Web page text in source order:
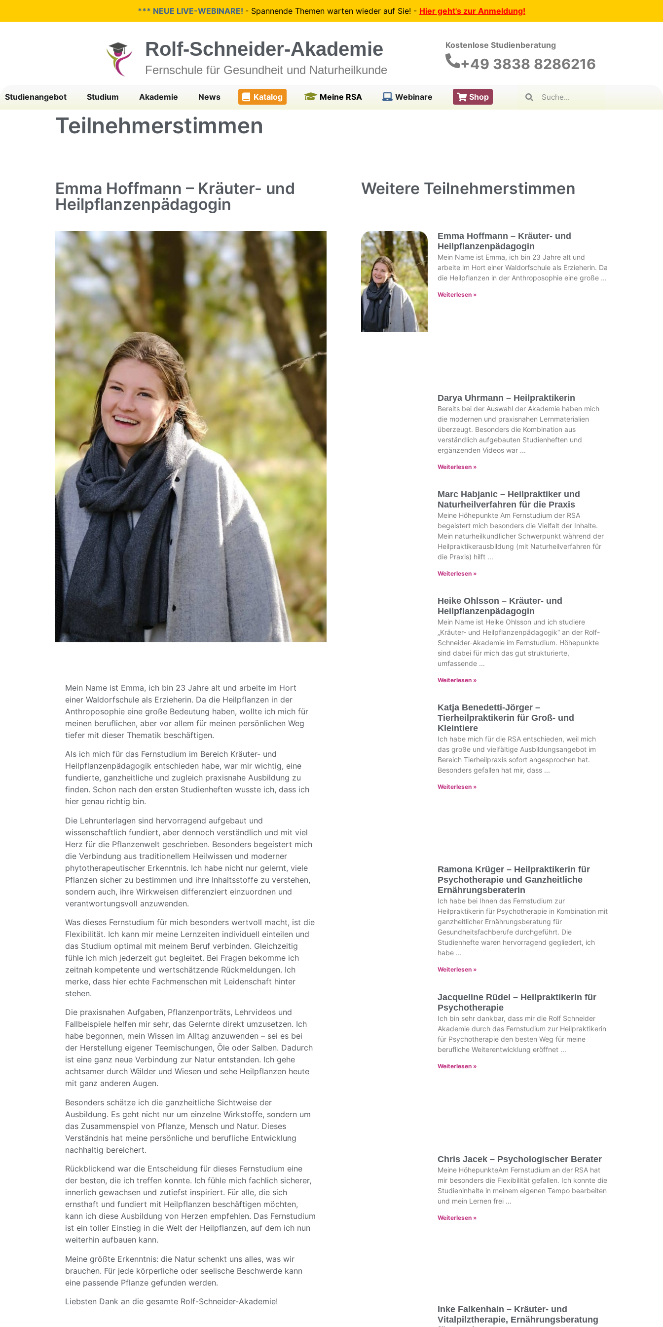
*** NEUE LIVE-WEBINARE! - Spannende Themen warten wieder auf Sie! - Hier geht's zur Anmeldung!
Rolf-Schneider-Akademie
Fernschule für Gesundheit und Naturheilkunde
Kostenlose Studienberatung
+49 3838 8286216
Studienangebot Studium Akademie News Katalog Meine RSA Webinare Shop
Teilnehmerstimmen
Emma Hoffmann – Kräuter- und
Heilpflanzenpädagogin
Weitere Teilnehmerstimmen
Mein Name ist Emma, ich bin 23 Jahre alt und arbeite im Hort
einer Waldorfschule als Erzieherin. Da die Heilpflanzen in der
Anthroposophie eine große Bedeutung haben, wollte ich mich für
meinen beruflichen, aber vor allem für meinen persönlichen Weg
tiefer mit dieser Thematik beschäftigen.
Als ich mich für das Fernstudium im Bereich Kräuter- und
Heilpflanzenpädagogik entschieden habe, war mir wichtig, eine
fundierte, ganzheitliche und zugleich praxisnahe Ausbildung zu
finden. Schon nach den ersten Studienheften wusste ich, dass ich
hier genau richtig bin.
Die Lehrunterlagen sind hervorragend aufgebaut und
wissenschaftlich fundiert, aber dennoch verständlich und mit viel
Herz für die Pflanzenwelt geschrieben. Besonders begeistert mich
die Verbindung aus traditionellem Heilwissen und moderner
phytotherapeutischer Erkenntnis. Ich habe nicht nur gelernt, viele
Pflanzen sicher zu bestimmen und ihre Inhaltsstoffe zu verstehen,
sondern auch, ihre Wirkweisen differenziert einzuordnen und
verantwortungsvoll anzuwenden.
Was dieses Fernstudium für mich besonders wertvoll macht, ist die
Flexibilität. Ich kann mir meine Lernzeiten individuell einteilen und
das Studium optimal mit meinem Beruf verbinden. Gleichzeitig
fühle ich mich jederzeit gut begleitet. Bei Fragen bekomme ich
zeitnah kompetente und wertschätzende Rückmeldungen. Ich
merke, dass hier echte Fachmenschen mit Leidenschaft hinter
stehen.
Die praxisnahen Aufgaben, Pflanzenporträts, Lehrvideos und
Fallbeispiele helfen mir sehr, das Gelernte direkt umzusetzen. Ich
habe begonnen, mein Wissen im Alltag anzuwenden – sei es bei
der Herstellung eigener Teemischungen, Öle oder Salben. Dadurch
ist eine ganz neue Verbindung zur Natur entstanden. Ich gehe
achtsamer durch Wälder und Wiesen und sehe Heilpflanzen heute
mit ganz anderen Augen.
Besonders schätze ich die ganzheitliche Sichtweise der
Ausbildung. Es geht nicht nur um einzelne Wirkstoffe, sondern um
das Zusammenspiel von Pflanze, Mensch und Natur. Dieses
Verständnis hat meine persönliche und berufliche Entwicklung
nachhaltig bereichert.
Rückblickend war die Entscheidung für dieses Fernstudium eine
der besten, die ich treffen konnte. Ich fühle mich fachlich sicherer,
innerlich gewachsen und zutiefst inspiriert. Für alle, die sich
ernsthaft und fundiert mit Heilpflanzen beschäftigen möchten,
kann ich diese Ausbildung von Herzen empfehlen. Das Fernstudium
ist ein toller Einstieg in die Welt der Heilpflanzen, auf dem ich nun
weiterhin aufbauen kann.
Meine größte Erkenntnis: die Natur schenkt uns alles, was wir
brauchen. Für jede körperliche oder seelische Beschwerde kann
eine passende Pflanze gefunden werden.
Liebsten Dank an die gesamte Rolf-Schneider-Akademie!
Emma Hoffmann – Kräuter- und
Heilpflanzenpädagogin
Mein Name ist Emma, ich bin 23 Jahre alt und
arbeite im Hort einer Waldorfschule als Erzieherin. Da
die Heilpflanzen in der Anthroposophie eine große
Weiterlesen »
Darya Uhrmann – Heilpraktikerin
Bereits bei der Auswahl der Akademie haben mich
die modernen und praxisnahen Lernmaterialien
überzeugt. Besonders die Kombination aus
verständlich aufgebauten Studienheften und
ergänzenden Videos war
Weiterlesen »
Marc Habjanic – Heilpraktiker und
Naturheilverfahren für die Praxis
Meine Höhepunkte Am Fernstudium der RSA
begeistert mich besonders die Vielfalt der Inhalte.
Mein naturheilkundlicher Schwerpunkt während der
Heilpraktikerausbildung (mit Naturheilverfahren für
die Praxis) hilft
Weiterlesen »
Heike Ohlsson – Kräuter- und
Heilpflanzenpädagogin
Mein Name ist Heike Ohlsson und ich studiere
„Kräuter- und Heilpflanzenpädagogik“ an der Rolf-
Schneider-Akademie im Fernstudium. Höhepunkte
sind dabei für mich das gut strukturierte,
umfassende
Weiterlesen »
Katja Benedetti-Jörger –
Tierheilpraktikerin für Groß- und
Kleintiere
Ich habe mich für die RSA entschieden, weil mich
das große und vielfältige Ausbildungsangebot im
Bereich Tierheilpraxis sofort angesprochen hat.
Besonders gefallen hat mir, dass
Weiterlesen »
Ramona Krüger – Heilpraktikerin für
Psychotherapie und Ganzheitliche
Ernährungsberaterin
Ich habe bei Ihnen das Fernstudium zur
Heilpraktikerin für Psychotherapie in Kombination mit
ganzheitlicher Ernährungsberatung für
Gesundheitsfachberufe durchgeführt. Die
Studienhefte waren hervorragend gegliedert, ich
habe
Weiterlesen »
Jacqueline Rüdel – Heilpraktikerin für
Psychotherapie
Ich bin sehr dankbar, dass mir die Rolf Schneider
Akademie durch das Fernstudium zur Heilpraktikerin
für Psychotherapie den besten Weg für meine
berufliche Weiterentwicklung eröffnet
Weiterlesen »
Chris Jacek – Psychologischer Berater
Meine HöhepunkteAm Fernstudium an der RSA hat
mir besonders die Flexibilität gefallen. Ich konnte die
Studieninhalte in meinem eigenen Tempo bearbeiten
und mein Lernen frei
Weiterlesen »
Inke Falkenhain – Kräuter- und
Vitalpilztherapie, Ernährungsberatung